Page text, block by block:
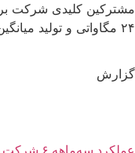
مشترکین کلیدی شرکت
۲۴ مگاواتی و تولید میانگین ۱۸ مگاوات برق، گامی
گزارش
عملکرد سه‌ماهه ۶ شرکت‌ تابعه گروه مالی صبا تامین ارزیابی شد